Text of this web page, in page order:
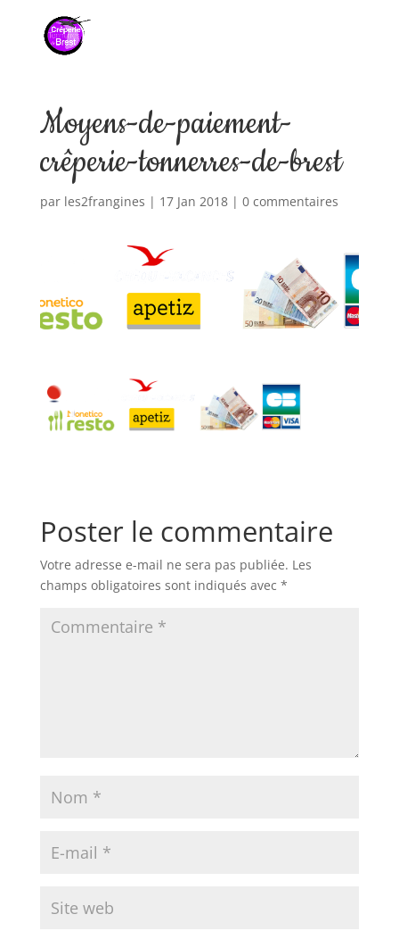
Moyens-de-paiement-
crêperie-tonnerres-de-brest
par les2frangines | 17 Jan 2018| 0 commentaires
Poster le commentaire
Votre adresse e-mail ne sera pas publiée. Les
champs obligatoires sont indiqués avec *